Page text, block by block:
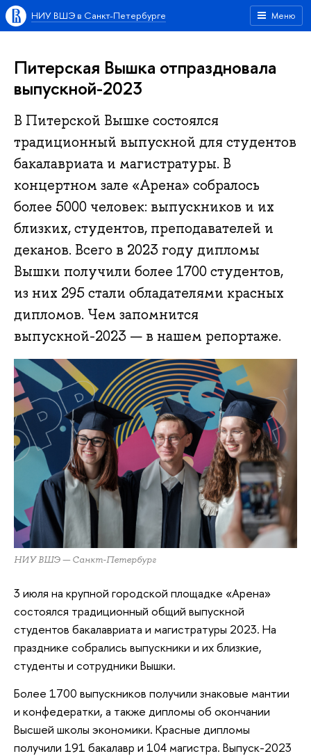
Меню
НИУ ВШЭ в Санкт-Петербурге
Питерская Вышка отпраздновала
выпускной-2023
В Питерской Вышке состоялся
традиционный выпускной для студентов
бакалавриата и магистратуры. В
концертном зале «Арена» собралось
более 5000 человек: выпускников и их
близких, студентов, преподавателей и
деканов. Всего в 2023 году дипломы
Вышки получили более 1700 студентов,
из них 295 стали обладателями красных
дипломов. Чем запомнится
выпускной-2023 — в нашем репортаже.
НИУ ВШЭ — Санкт-Петербург
3 июля на крупной городской площадке «Арена»
состоялся традиционный общий выпускной
студентов бакалавриата и магистратуры 2023. На
празднике собрались выпускники и их близкие,
студенты и сотрудники Вышки.
Более 1700 выпускников получили знаковые мантии
и конфедератки, а также дипломы об окончании
Высшей школы экономики. Красные дипломы
получили 191 бакалавр и 104 магистра. Выпуск-2023